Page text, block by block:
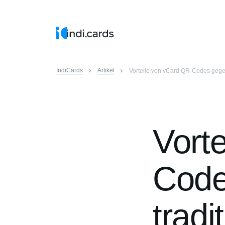
IndiCards Artikel Vorteile von vCard QR-Codes